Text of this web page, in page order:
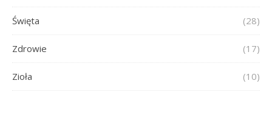
Święta (28)
Zdrowie (17)
Zioła (10)